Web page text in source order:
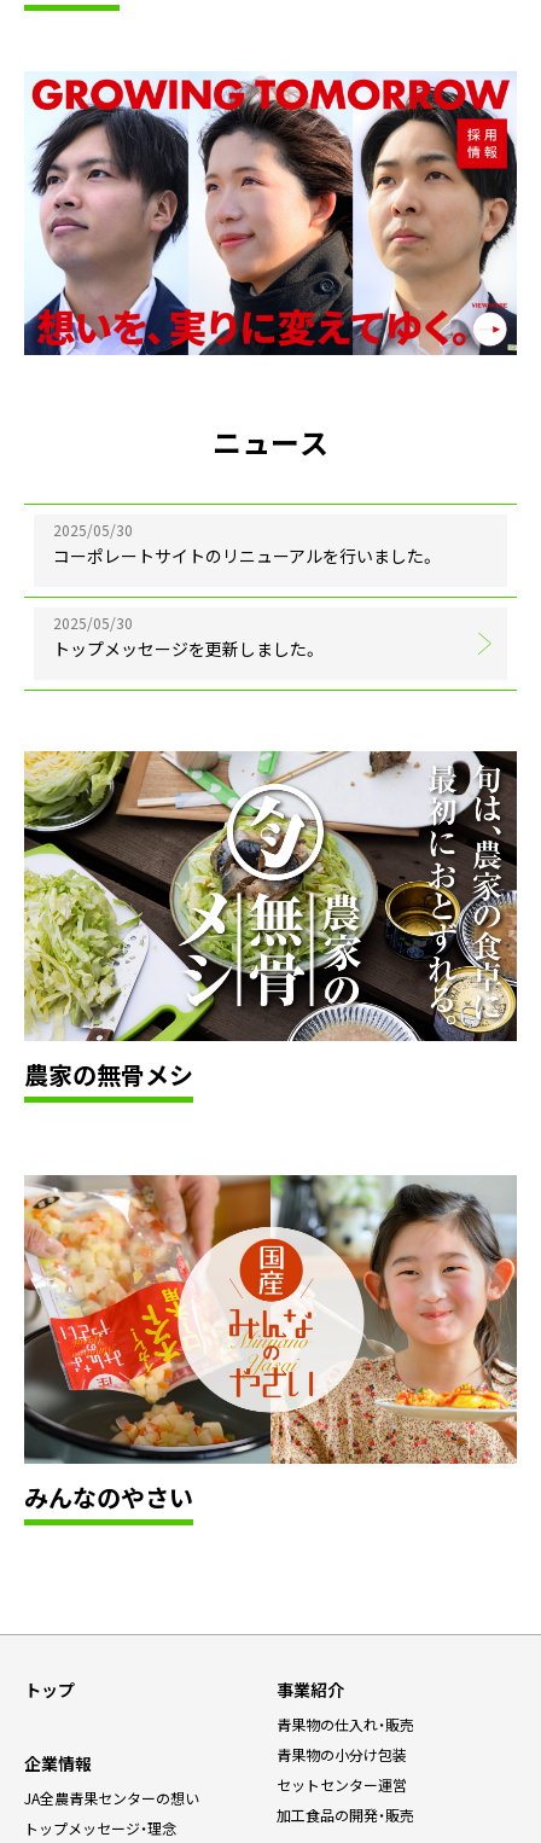
ニュース
2025/05/30
コーポレートサイトのリニューアルを行いました。
2025/05/30
トップメッセージを更新しました。
農家の無骨メシ
みんなのやさい
トップ
企業情報
JA全農青果センターの想い
トップメッセージ・理念
事業紹介
青果物の仕入れ・販売
青果物の小分け包装
セットセンター運営
加工食品の開発・販売